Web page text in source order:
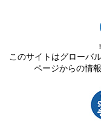
このサイトはグローバ
ページからの情